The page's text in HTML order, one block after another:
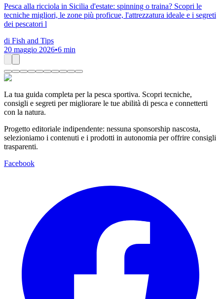
Pesca alla ricciola in Sicilia d'estate: spinning o traina? Scopri le
tecniche migliori, le zone più proficue, l'attrezzatura ideale e i segreti
dei pescatori l
di Fish and Tips
20 maggio 2026•6 min
La tua guida completa per la pesca sportiva. Scopri tecniche,
consigli e segreti per migliorare le tue abilità di pesca e connetterti
con la natura.
Progetto editoriale indipendente: nessuna sponsorship nascosta,
selezioniamo i contenuti e i prodotti in autonomia per offrire consigli
trasparenti.
Facebook